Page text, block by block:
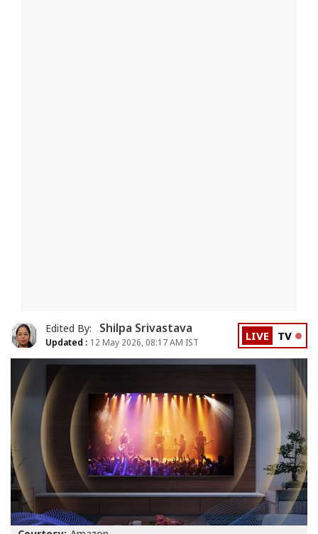
Edited By: Shilpa Srivastava
Updated : 12 May 2026, 08:17 AM IST LIVE TV